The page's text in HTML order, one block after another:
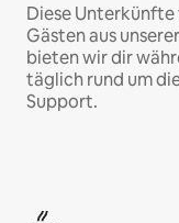
Diese
Gästen aus
bieten wir dir
täglich rund um
Support.